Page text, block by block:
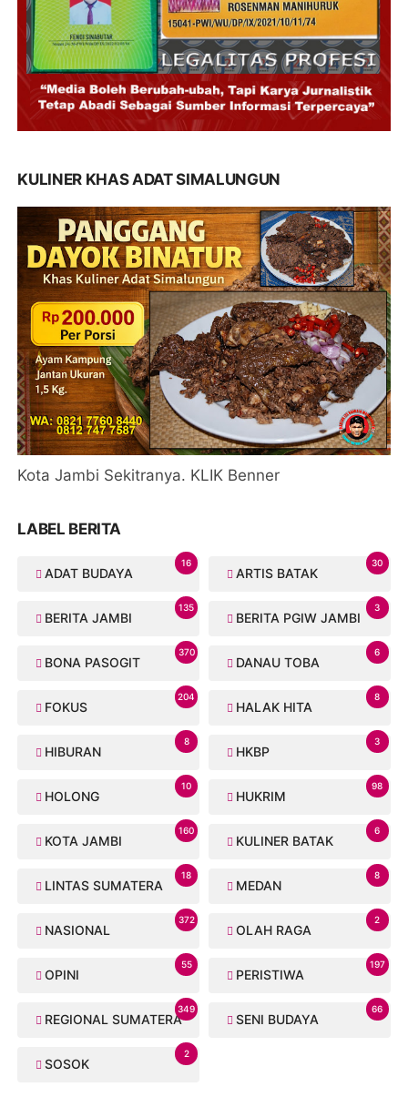
KULINER KHAS ADAT SIMALUNGUN
Kota Jambi Sekitranya. KLIK Benner
LABEL BERITA
ADAT BUDAYA
16
ARTIS BATAK
30
BERITA JAMBI
135
BERITA PGIW JAMBI
3
BONA PASOGIT
370
DANAU TOBA
6
FOKUS
204
HALAK HITA
8
HIBURAN
8
HKBP
3
HOLONG
10
HUKRIM
98
KOTA JAMBI
160
KULINER BATAK
6
LINTAS SUMATERA
18
MEDAN
8
NASIONAL
372
OLAH RAGA
2
OPINI
55
PERISTIWA
197
REGIONAL SUMATERA
349
SENI BUDAYA
66
SOSOK
2